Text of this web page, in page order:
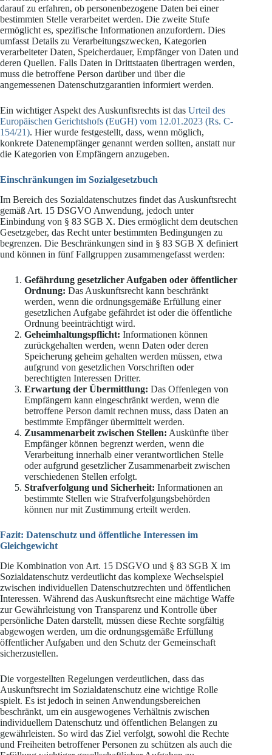
darauf zu erfahren, ob personenbezogene Daten bei einer
bestimmten Stelle verarbeitet werden. Die zweite Stufe
ermöglicht es, spezifische Informationen anzufordern. Dies
umfasst Details zu Verarbeitungszwecken, Kategorien
verarbeiteter Daten, Speicherdauer, Empfänger von Daten und
deren Quellen. Falls Daten in Drittstaaten übertragen werden,
muss die betroffene Person darüber und über die
angemessenen Datenschutzgarantien informiert werden.
Ein wichtiger Aspekt des Auskunftsrechts ist das Urteil des
Europäischen Gerichtshofs (EuGH) vom 12.01.2023 (Rs. C-
154/21). Hier wurde festgestellt, dass, wenn möglich,
konkrete Datenempfänger genannt werden sollten, anstatt nur
die Kategorien von Empfängern anzugeben.
Einschränkungen im Sozialgesetzbuch
Im Bereich des Sozialdatenschutzes findet das Auskunftsrecht
gemäß Art. 15 DSGVO Anwendung, jedoch unter
Einbindung von § 83 SGB X. Dies ermöglicht dem deutschen
Gesetzgeber, das Recht unter bestimmten Bedingungen zu
begrenzen. Die Beschränkungen sind in § 83 SGB X definiert
und können in fünf Fallgruppen zusammengefasst werden:
Gefährdung gesetzlicher Aufgaben oder öffentlicher
Ordnung: Das Auskunftsrecht kann beschränkt
werden, wenn die ordnungsgemäße Erfüllung einer
gesetzlichen Aufgabe gefährdet ist oder die öffentliche
Ordnung beeinträchtigt wird.
Geheimhaltungspflicht: Informationen können
zurückgehalten werden, wenn Daten oder deren
Speicherung geheim gehalten werden müssen, etwa
aufgrund von gesetzlichen Vorschriften oder
berechtigten Interessen Dritter.
Erwartung der Übermittlung: Das Offenlegen von
Empfängern kann eingeschränkt werden, wenn die
betroffene Person damit rechnen muss, dass Daten an
bestimmte Empfänger übermittelt werden.
Zusammenarbeit zwischen Stellen: Auskünfte über
Empfänger können begrenzt werden, wenn die
Verarbeitung innerhalb einer verantwortlichen Stelle
oder aufgrund gesetzlicher Zusammenarbeit zwischen
verschiedenen Stellen erfolgt.
Strafverfolgung und Sicherheit: Informationen an
bestimmte Stellen wie Strafverfolgungsbehörden
können nur mit Zustimmung erteilt werden.
Fazit: Datenschutz und öffentliche Interessen im
Gleichgewicht
Die Kombination von Art. 15 DSGVO und § 83 SGB X im
Sozialdatenschutz verdeutlicht das komplexe Wechselspiel
zwischen individuellen Datenschutzrechten und öffentlichen
Interessen. Während das Auskunftsrecht eine mächtige Waffe
zur Gewährleistung von Transparenz und Kontrolle über
persönliche Daten darstellt, müssen diese Rechte sorgfältig
abgewogen werden, um die ordnungsgemäße Erfüllung
öffentlicher Aufgaben und den Schutz der Gemeinschaft
sicherzustellen.
Die vorgestellten Regelungen verdeutlichen, dass das
Auskunftsrecht im Sozialdatenschutz eine wichtige Rolle
spielt. Es ist jedoch in seinen Anwendungsbereichen
beschränkt, um ein ausgewogenes Verhältnis zwischen
individuellem Datenschutz und öffentlichen Belangen zu
gewährleisten. So wird das Ziel verfolgt, sowohl die Rechte
und Freiheiten betroffener Personen zu schützen als auch die